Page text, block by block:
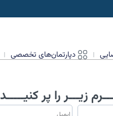
دپارتمان‌های تخصصی
زیـــر را پر کنیـــــد